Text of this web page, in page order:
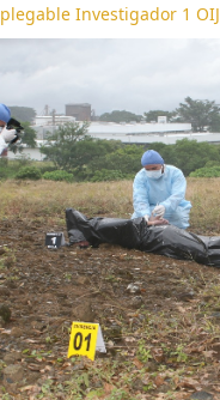
Investigador 1 OIJ